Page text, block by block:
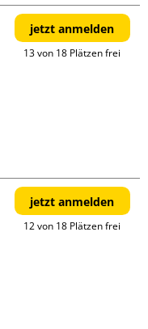
jetzt anmelden
13 von 18 Plätzen frei
jetzt anmelden
12 von 18 Plätzen frei